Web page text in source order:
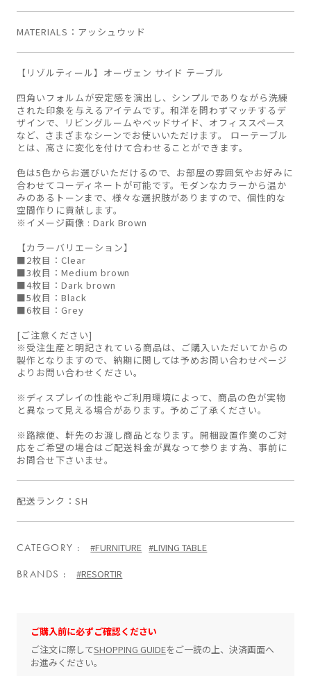
MATERIALS アッシュウッド
【リゾルティール】オーヴェン サイド テーブル
四角いフォルムが安定感を演出し、シンプルでありながら洗練
された印象を与えるアイテムです。和洋を問わずマッチするデ
ザインで、リビングルームやベッドサイド、オフィススペース
など、さまざまなシーンでお使いいただけます。 ローテーブル
とは、高さに変化を付けて合わせることができます。
色は5色からお選びいただけるので、お部屋の雰囲気やお好みに
合わせてコーディネートが可能です。モダンなカラーから温か
みのあるトーンまで、様々な選択肢がありますので、個性的な
空間作りに貢献します。
※イメージ画像 : Dark Brown
【カラーバリエーション】
■2枚目：Clear
■3枚目：Medium brown
■4枚目：Dark brown
■5枚目：Black
■6枚目：Grey
[ご注意ください]
※受注生産と明記されている商品は、ご購入いただいてからの
製作となりますので、納期に関しては予めお問い合わせページ
よりお問い合わせください。
※ディスプレイの性能やご利用環境によって、商品の色が実物
と異なって見える場合があります。予めご了承ください。
※路線便、軒先のお渡し商品となります。開梱設置作業のご対
応をご希望の場合はご配送料金が異なって参ります為、事前に
お問合せ下さいませ。
配送ランク SH
CATEGORY #FURNITURE #LIVING TABLE
BRANDS #RESORTIR
ご購入前に必ずご確認ください
ご注文に際してSHOPPING GUIDEをご一読の上、決済画面へ
お進みください。